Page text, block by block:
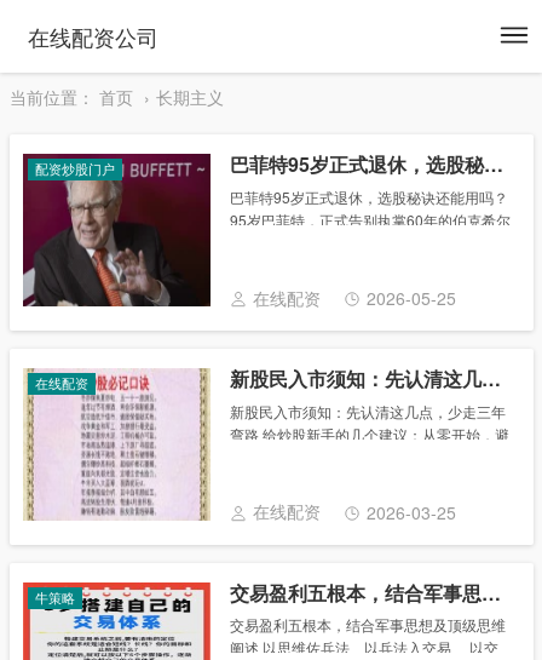
在线配资公司
当前位置： 首页 长期主义
配资炒股门户 巴菲特95岁正式退休，选股秘诀还能用吗？
巴菲特95岁正式退休，选股秘诀还能用吗？
95岁巴菲特，正式告别执掌60年的伯克希尔
主持， 标志着后巴菲特......
在线配资 2026-05-25
在线配资 新股民入市须知：先认清这几点，少走三年弯路
新股民入市须知：先认清这几点，少走三年
弯路 给炒股新手的几个建议：从零开始，避
局。全面注册制落地已逾三年，市场生态发
生了......
在线配资 2026-03-25
牛策略 交易盈利五根本，结合军事思想及顶级思维阐述
交易盈利五根本，结合军事思想及顶级思维
阐述 以思维佐兵法、以兵法入交易、 以交